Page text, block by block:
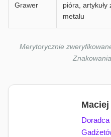
Grawer
pióra, artykuły
metalu
Merytorycznie